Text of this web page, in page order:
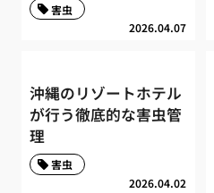
2026.04.07
害虫
沖縄のリゾートホテル
が行う徹底的な害虫管
理
2026.04.02
害虫